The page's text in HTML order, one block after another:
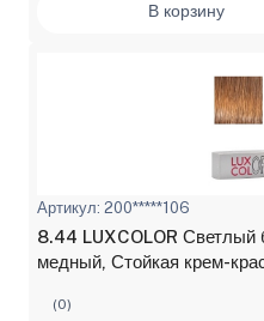
В корзину
Артикул: 200*****106
8.44 LUXCOLOR Светлый
медный, Стойкая крем-
(0)